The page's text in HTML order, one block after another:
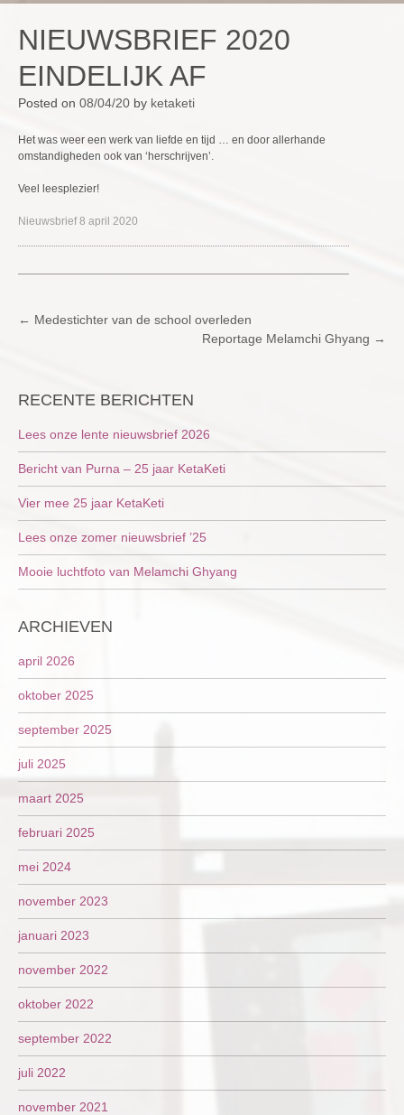
NIEUWSBRIEF 2020
EINDELIJK AF
Posted on 08/04/20 by ketaketi
Het was weer een werk van liefde en tijd … en door allerhande
omstandigheden ook van ‘herschrijven’.
Veel leesplezier!
Nieuwsbrief 8 april 2020
POST
← Medestichter van de school overleden
Reportage Melamchi Ghyang →
RECENTE BERICHTEN
Lees onze lente nieuwsbrief 2026
Bericht van Purna – 25 jaar KetaKeti
Vier mee 25 jaar KetaKeti
Lees onze zomer nieuwsbrief ’25
Mooie luchtfoto van Melamchi Ghyang
ARCHIEVEN
april 2026
oktober 2025
september 2025
juli 2025
maart 2025
februari 2025
mei 2024
november 2023
januari 2023
november 2022
oktober 2022
september 2022
juli 2022
november 2021